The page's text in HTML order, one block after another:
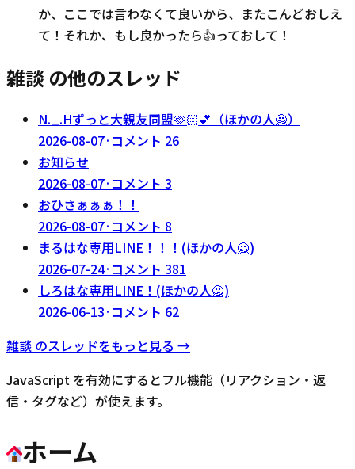
か、ここでは言わなくて良いから、またこんどおしえ
て！それか、もし良かったら👍っておして！
雑談 の他のスレッド
N._.Hずっと大親友同盟‪🫶🏻‬💕︎︎（ほかの人🙅）
2026-08-07· コメント 26
お知らせ
2026-08-07· コメント 3
おひさぁぁぁ！！
2026-08-07· コメント 8
まるはな専用LINE！！！(ほかの人🙅)
2026-07-24· コメント 381
しろはな専用LINE！(ほかの人🙅)
2026-06-13· コメント 62
雑談 のスレッドをもっと見る →
JavaScript を有効にするとフル機能（リアクション・返
信・タグなど）が使えます。
ホーム